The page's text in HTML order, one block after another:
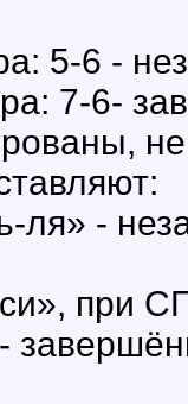
5-6 -
7-6-
ля» -
си», при